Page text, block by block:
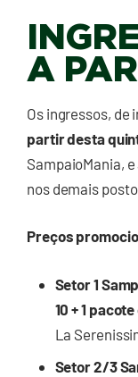
A
Os ingressos, de
partir desta
SampaioMania,
nos demais
Preços
Setor 1
10 + 1
La
Setor 2/3